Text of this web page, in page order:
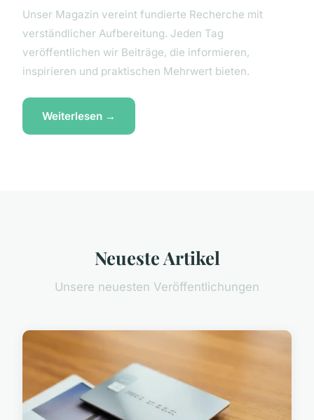
Unser Magazin vereint fundierte Recherche mit
verständlicher Aufbereitung. Jeden Tag
veröffentlichen wir Beiträge, die informieren,
inspirieren und praktischen Mehrwert bieten.
Weiterlesen →
Neueste Artikel
Unsere neuesten Veröffentlichungen